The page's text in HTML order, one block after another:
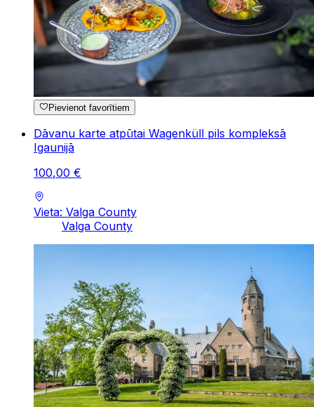
Pievienot favorītiem
Dāvanu karte atpūtai Wagenküll pils kompleksā
Igaunijā
100,00 €
Vieta: Valga County
Valga County